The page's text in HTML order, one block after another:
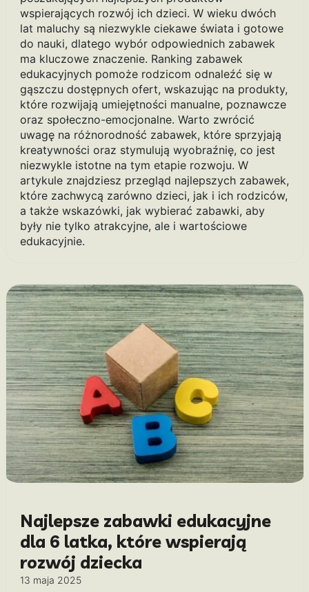
wspierających rozwój ich dzieci. W wieku dwóch
lat maluchy są niezwykle ciekawe świata i gotowe
do nauki, dlatego wybór odpowiednich zabawek
ma kluczowe znaczenie. Ranking zabawek
edukacyjnych pomoże rodzicom odnaleźć się w
gąszczu dostępnych ofert, wskazując na produkty,
które rozwijają umiejętności manualne, poznawcze
oraz społeczno-emocjonalne. Warto zwrócić
uwagę na różnorodność zabawek, które sprzyjają
kreatywności oraz stymulują wyobraźnię, co jest
niezwykle istotne na tym etapie rozwoju. W
artykule znajdziesz przegląd najlepszych zabawek,
które zachwycą zarówno dzieci, jak i ich rodziców,
a także wskazówki, jak wybierać zabawki, aby
były nie tylko atrakcyjne, ale i wartościowe
edukacyjnie.
Najlepsze zabawki edukacyjne
dla 6 latka, które wspierają
rozwój dziecka
13 maja 2025